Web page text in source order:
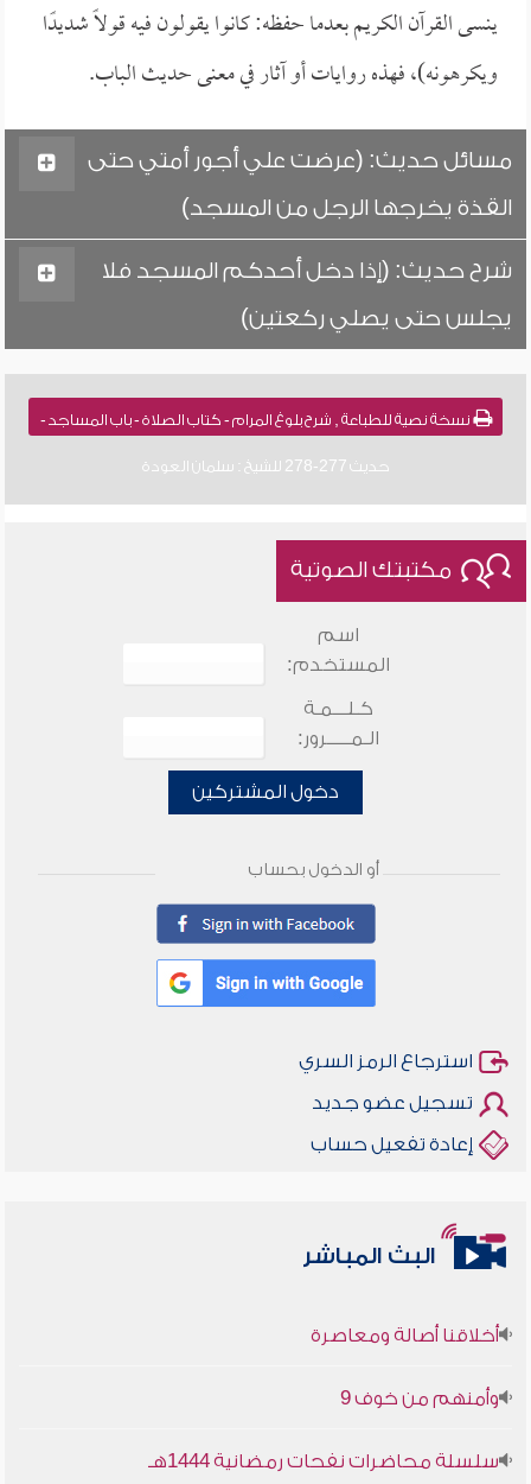
ينسى القرآن الكريم بعدما حفظه: كانوا يقولون فيه قولاً شديدًا
ويكرهونه)، فهذه روايات أو آثار في معنى حديث الباب.
مسائل حديث: (عرضت علي أجور أمتي حتى
القذة يخرجها الرجل من المسجد)
شرح حديث: (إذا دخل أحدكم المسجد فلا
يجلس حتى يصلي ركعتين)
نسخة نصية للطباعة , شرح بلوغ المرام - كتاب الصلاة - باب المساجد -
حديث 277-278 للشيخ : سلمان العودة
مكتبتك الصوتية
اسم
المستخدم:
كـلـــمـة
الـمـــــرور:
دخول المشتركين
أو الدخول بحساب
استرجاع الرمز السري
تسجيل عضو جديد
إعادة تفعيل حساب
البث المباشر